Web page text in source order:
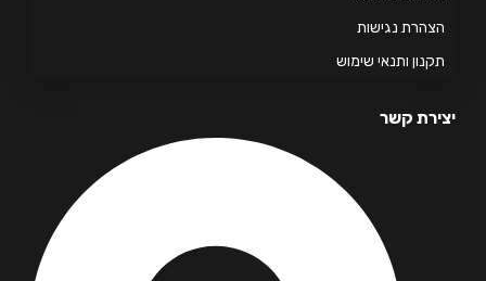
נגישות
ותנאי שימוש
קשר